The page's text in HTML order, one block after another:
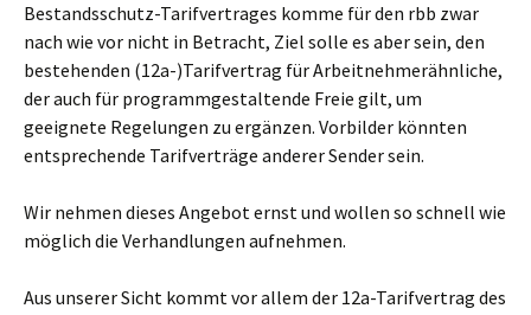
Bestandsschutz-Tarifvertrages komme für den rbb zwar
nach wie vor nicht in Betracht, Ziel solle es aber sein, den
bestehenden (12a-)Tarifvertrag für Arbeitnehmerähnliche,
der auch für programmgestaltende Freie gilt, um
geeignete Regelungen zu ergänzen. Vorbilder könnten
entsprechende Tarifverträge anderer Sender sein.
Wir nehmen dieses Angebot ernst und wollen so schnell wie
möglich die Verhandlungen aufnehmen.
Aus unserer Sicht kommt vor allem der 12a-Tarifvertrag des